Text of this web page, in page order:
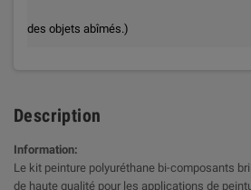
des objets abîmés.)
Description
Information:
Le kit peinture polyuréthane bi-composants
de haute qualité pour les applications de